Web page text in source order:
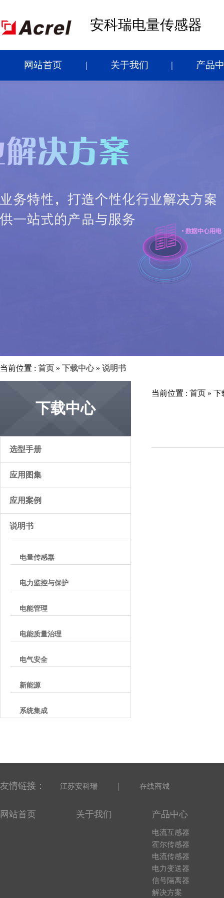
安科瑞电量传感器
网站首页 关于我们 产品
当前位置 : 首页 » 下载中心» 说明书
下载中心
选型手册
应用图集
应用案例
说明书
电量传感器
电力监控与保护
电能管理
电能质量治理
电气安全
新能源
系统集成
当前位置 : 首页 » 下
友情链接： 江苏安科瑞 | 在线商城
网站首页 关于我们 产品中心
电流互感器
霍尔传感器
电流传感器
电力变送器
信号隔离器
解决方案